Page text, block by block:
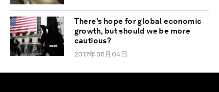
There's hope for global economic
growth, but should we be more
cautious?
2017年05月04日